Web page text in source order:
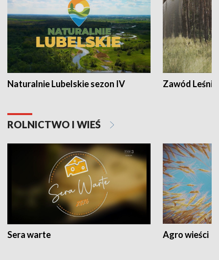
Naturalnie Lubelskie sezon IV Zawód Leśnik
ROLNICTWO I WIEŚ
Sera warte Agro wieści